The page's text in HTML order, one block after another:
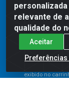
relevante de
qualidade do
Aceitar
Preferências
Preços,
para compras
exibido no